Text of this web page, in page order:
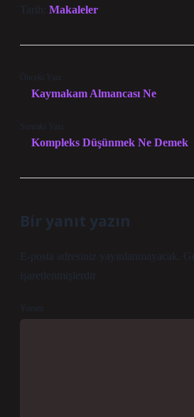
Tarih: Makaleler
Önceki Yazı
Kaymakam Almancası Ne
Sonraki Yazı
Kompleks Düşünmek Ne Demek
Bir yanıt yazın
E-posta adresiniz yayınlanmayacak.
işaretlenmişlerdir
Yorum